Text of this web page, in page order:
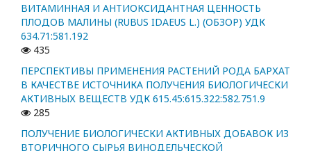
ВИТАМИННАЯ И АНТИОКСИДАНТНАЯ ЦЕННОСТЬ
ПЛОДОВ МАЛИНЫ (RUBUS IDAEUS L.) (ОБЗОР) УДК
634.71:581.192
435
ПЕРСПЕКТИВЫ ПРИМЕНЕНИЯ РАСТЕНИЙ РОДА БАРХАТ
В КАЧЕСТВЕ ИСТОЧНИКА ПОЛУЧЕНИЯ БИОЛОГИЧЕСКИ
АКТИВНЫХ ВЕЩЕСТВ УДК 615.45:615.322:582.751.9
285
ПОЛУЧЕНИЕ БИОЛОГИЧЕСКИ АКТИВНЫХ ДОБАВОК ИЗ
ВТОРИЧНОГО СЫРЬЯ ВИНОДЕЛЬЧЕСКОЙ